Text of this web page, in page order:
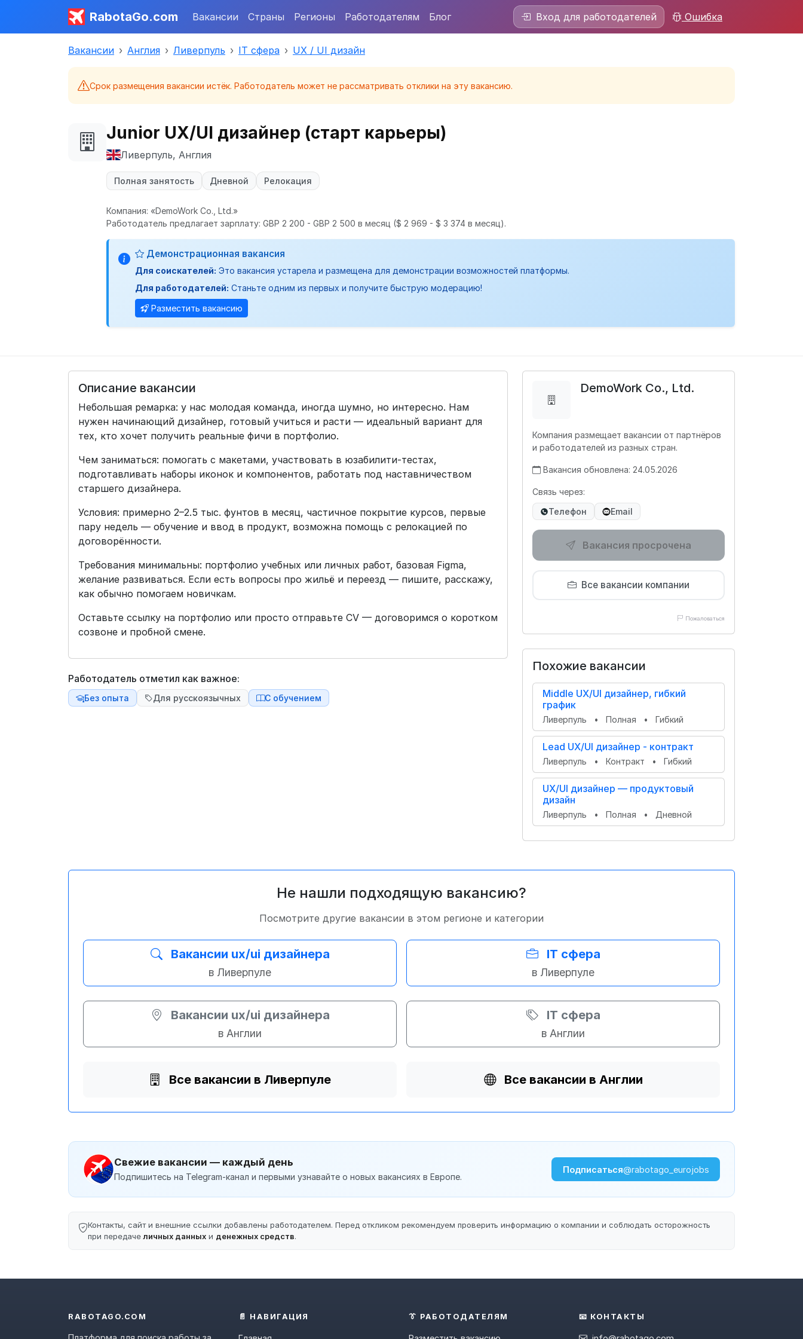
RabotaGo.com Вакансии Страны Регионы Работодателям Блог Вход для работодателей Ошибка
Вакансии Англия Ливерпуль IT сфера UX / UI дизайн
Срок размещения вакансии истёк. Работодатель может не рассматривать отклики на эту вакансию.
Junior UX/UI дизайнер (старт карьеры)
Ливерпуль, Англия
Полная занятость Дневной Релокация
Компания: «DemoWork Co., Ltd.»
Работодатель предлагает зарплату: GBP 2 200 - GBP 2 500 в месяц ($ 2 969 - $ 3 374 в месяц).
Демонстрационная вакансия
Для соискателей: Это вакансия устарела и размещена для демонстрации возможностей платформы.
Для работодателей: Станьте одним из первых и получите быструю модерацию!
Разместить вакансию
Описание вакансии
Небольшая ремарка: у нас молодая команда, иногда шумно, но интересно. Нам
нужен начинающий дизайнер, готовый учиться и расти — идеальный вариант для
тех, кто хочет получить реальные фичи в портфолио.
Чем заниматься: помогать с макетами, участвовать в юзабилити-тестах,
подготавливать наборы иконок и компонентов, работать под наставничеством
старшего дизайнера.
Условия: примерно 2–2.5 тыс. фунтов в месяц, частичное покрытие курсов, первые
пару недель — обучение и ввод в продукт, возможна помощь с релокацией по
договорённости.
Требования минимальны: портфолио учебных или личных работ, базовая Figma,
желание развиваться. Если есть вопросы про жильё и переезд — пишите, расскажу,
как обычно помогаем новичкам.
Оставьте ссылку на портфолио или просто отправьте CV — договоримся о коротком
созвоне и пробной смене.
Работодатель отметил как важное:
Без опыта Для русскоязычных С обучением
DemoWork Co., Ltd.
Компания размещает вакансии от партнёров
и работодателей из разных стран.
Вакансия обновлена: 24.05.2026
Связь через:
Телефон
Email
Вакансия просрочена
Все вакансии компании
Пожаловаться
Похожие вакансии
Middle UX/UI дизайнер, гибкий
график
Ливерпуль • Полная • Гибкий
Lead UX/UI дизайнер - контракт
Ливерпуль • Контракт • Гибкий
UX/UI дизайнер — продуктовый
дизайн
Ливерпуль • Полная • Дневной
Не нашли подходящую вакансию?
Посмотрите другие вакансии в этом регионе и категории
Вакансии ux/ui дизайнера
в Ливерпуле
IT сфера
в Ливерпуле
Вакансии ux/ui дизайнера
в Англии
IT сфера
в Англии
Все вакансии в Ливерпуле Все вакансии в Англии
Свежие вакансии — каждый день
Подпишитесь на Telegram-канал и первыми узнавайте о новых вакансиях в Европе.
Подписаться@rabotago_eurojobs
Контакты, сайт и внешние ссылки добавлены работодателем. Перед откликом рекомендуем проверить информацию о компании и соблюдать осторожность
при передачеличных данных и денежных средств.
RABOTAGO.COM 📄 НАВИГАЦИЯ 👔 РАБОТОДАТЕЛЯМ 📧 КОНТАКТЫ